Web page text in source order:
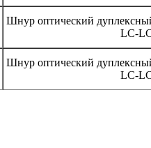
Шнур оптический
LC-
Шнур оптический
LC-